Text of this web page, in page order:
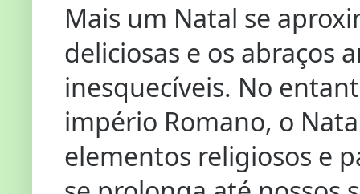
Mais um Natal se
deliciosas e os abraços
inesquecíveis. No
império Romano, o
elementos religiosos e